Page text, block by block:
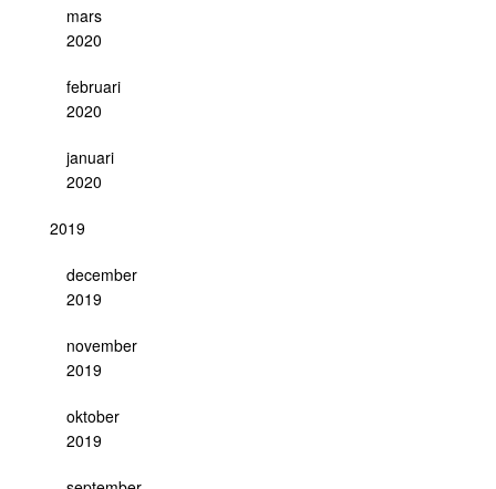
mars
2020
februari
2020
januari
2020
2019
december
2019
november
2019
oktober
2019